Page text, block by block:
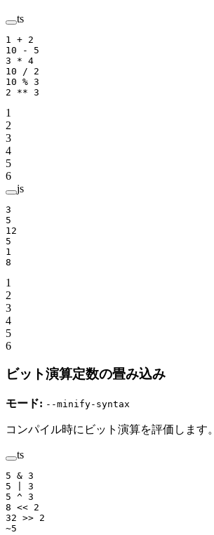
ts
1 + 2
10 -
5
3 * 4
10 / 2
10 % 3
2 ** 3
1
2
3
4
5
6
js
3
5
12
5
1
8
1
2
3
4
5
6
ビット演算定数の畳み込み
モード: --minify-syntax
コンパイル時にビット演算を評価します。
ts
5 & 3
5
3
5 ^ 3
8 << 2
32 >> 2
~5